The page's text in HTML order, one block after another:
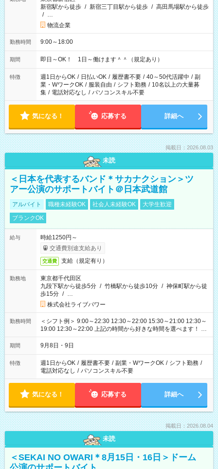
新宿駅から徒歩 / 新宿三丁目駅から徒歩 / 高田馬場駅から徒歩
/ …
物流企業
勤務時間 9:00～18:00
期間 即日～OK！ 1日～働けます＾＾（規定あり）
特徴 週1日からOK / 日払いOK / 履歴書不要 / 40～50代活躍中 / 副
業・WワークOK / 服装自由 / シフト勤務 / 10名以上の大量募
集 / 電話対応なし / パソコンスキル不要
気になる！ 応募する 詳細へ
掲載日：2026.08.03
未読
＜日本を代表するバンド＊サカナクション＞ツ
アー公演のサポートバイト＠日本武道館
アルバイト 職種未経験OK 社会人未経験OK
大学生歓迎
ブランクOK
給与
時給1250円～
交通費別途支給あり
交通費 支給（規定有り）
勤務地
東京都千代田区
九段下駅から徒歩5分 / 竹橋駅から徒歩10分 / 神保町駅から徒
歩15分 / …
株式会社ライブパワー
勤務時間
＜シフト例＞ 9:00～22:30 12:30～22:00 15:30～21:00 12:30～
19:00 12:30～22:00 上記の時間から好きな時間を選べます！ ※
時間は変更となる可能性があります
期間 9月8日・9日
特徴 週1日からOK / 履歴書不要 / 副業・WワークOK / シフト勤務 /
電話対応なし / パソコンスキル不要
気になる！ 応募する 詳細へ
掲載日：2026.08.04
未読
＜SEKAI NO OWARI＊8月15日・16日＞ドーム